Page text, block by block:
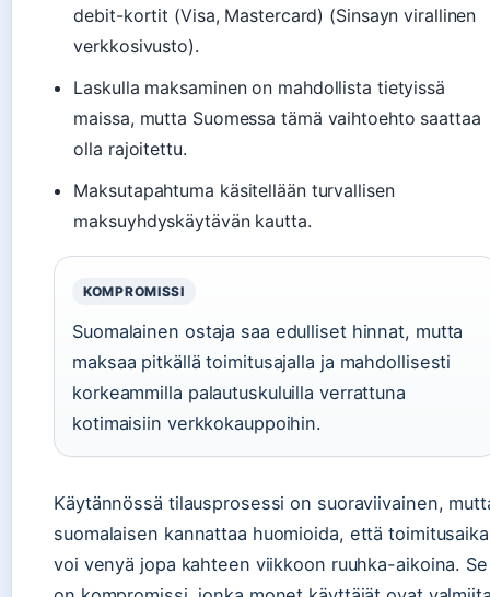
debit-kortit (Visa, Mastercard) (Sinsayn virallinen
verkkosivusto).
Laskulla maksaminen on mahdollista tietyissä
maissa, mutta Suomessa tämä vaihtoehto saattaa
olla rajoitettu.
Maksutapahtuma käsitellään turvallisen
maksuyhdyskäytävän kautta.
KOMPROMISSI
Suomalainen ostaja saa edulliset hinnat, mutta
maksaa pitkällä toimitusajalla ja mahdollisesti
korkeammilla palautuskuluilla verrattuna
kotimaisiin verkkokauppoihin.
Käytännössä tilausprosessi on suoraviivainen,
suomalaisen kannattaa huomioida, että toimitusaika
voi venyä jopa kahteen viikkoon ruuhka-aikoina. Se